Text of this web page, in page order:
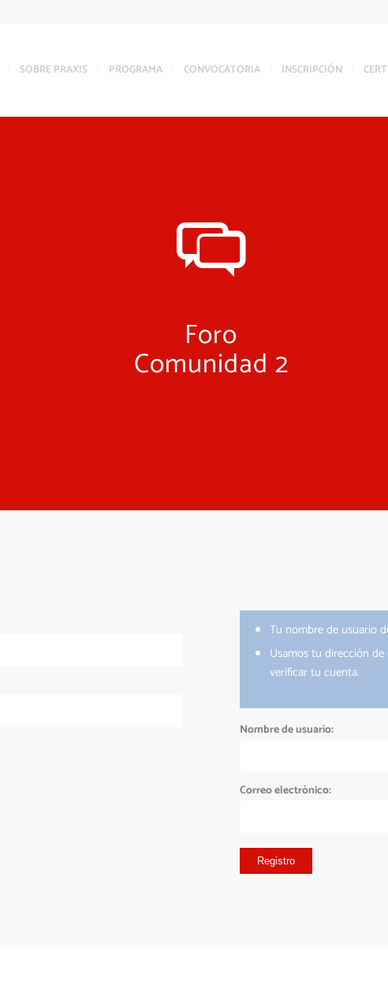
SOBRE PRAXIS PROGRAMA CONVOCATORIA INSCRIPCIÓN
Foro
Comunidad 2
Tu nombre de usuario
Usamos tu dirección
verificar tu cuenta.
Nombre de usuario:
Correo electrónico:
Registro